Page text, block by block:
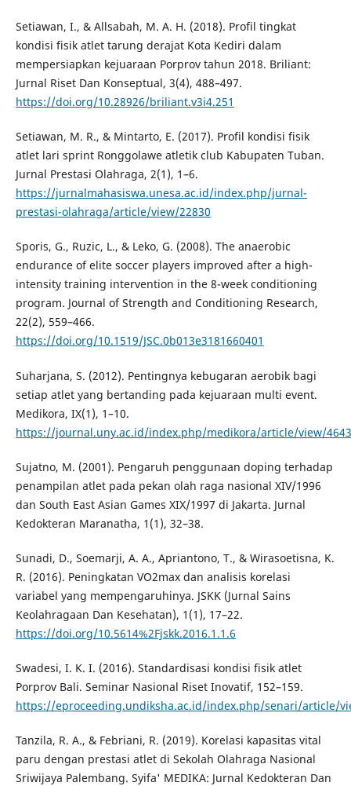
Setiawan, I., & Allsabah, M. A. H. (2018). Profil tingkat
kondisi fisik atlet tarung derajat Kota Kediri dalam
mempersiapkan kejuaraan Porprov tahun 2018. Briliant:
Jurnal Riset Dan Konseptual, 3(4), 488–497.
https://doi.org/10.28926/briliant.v3i4.251
Setiawan, M. R., & Mintarto, E. (2017). Profil kondisi fisik
atlet lari sprint Ronggolawe atletik club Kabupaten Tuban.
Jurnal Prestasi Olahraga, 2(1), 1–6.
https://jurnalmahasiswa.unesa.ac.id/index.php/jurnal-
prestasi-olahraga/article/view/22830
Sporis, G., Ruzic, L., & Leko, G. (2008). The anaerobic
endurance of elite soccer players improved after a high-
intensity training intervention in the 8-week conditioning
program. Journal of Strength and Conditioning Research,
22(2), 559–466.
https://doi.org/10.1519/JSC.0b013e3181660401
Suharjana, S. (2012). Pentingnya kebugaran aerobik bagi
setiap atlet yang bertanding pada kejuaraan multi event.
Medikora, IX(1), 1–10.
https://journal.uny.ac.id/index.php/medikora/article/view/4643
Sujatno, M. (2001). Pengaruh penggunaan doping terhadap
penampilan atlet pada pekan olah raga nasional XIV/1996
dan South East Asian Games XIX/1997 di Jakarta. Jurnal
Kedokteran Maranatha, 1(1), 32–38.
Sunadi, D., Soemarji, A. A., Apriantono, T., & Wirasoetisna, K.
R. (2016). Peningkatan VO2max dan analisis korelasi
variabel yang mempengaruhinya. JSKK (Jurnal Sains
Keolahragaan Dan Kesehatan), 1(1), 17–22.
https://doi.org/10.5614%2Fjskk.2016.1.1.6
Swadesi, I. K. I. (2016). Standardisasi kondisi fisik atlet
Porprov Bali. Seminar Nasional Riset Inovatif, 152–159.
https://eproceeding.undiksha.ac.id/index.php/senari/article/
Tanzila, R. A., & Febriani, R. (2019). Korelasi kapasitas vital
paru dengan prestasi atlet di Sekolah Olahraga Nasional
Sriwijaya Palembang. Syifa' MEDIKA: Jurnal Kedokteran Dan